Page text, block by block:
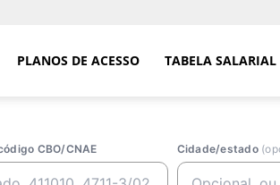
PLANOS DE ACESSO TABELA SALARIAL
CBO/CNAE Cidade/estado